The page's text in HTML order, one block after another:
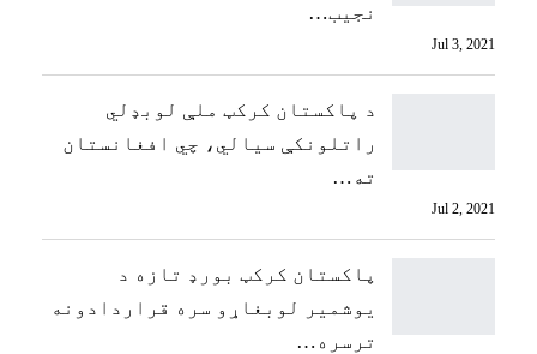
نجیب…
Jul 3, 2021
د پاکستان کرکټ ملې لوبډلي
راتلونکې سیالي، چي افغانستان
ته…
Jul 2, 2021
پاکستان کرکټ بورډ تازه د
یوشمیر لوبغاړو سره قراردادونه
ترسره…